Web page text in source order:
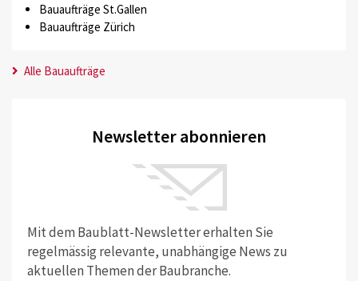
Bauaufträge St.Gallen
Bauaufträge Zürich
Alle Bauaufträge
Newsletter abonnieren
Mit dem Baublatt-Newsletter erhalten Sie
regelmässig relevante, unabhängige News zu
aktuellen Themen der Baubranche.